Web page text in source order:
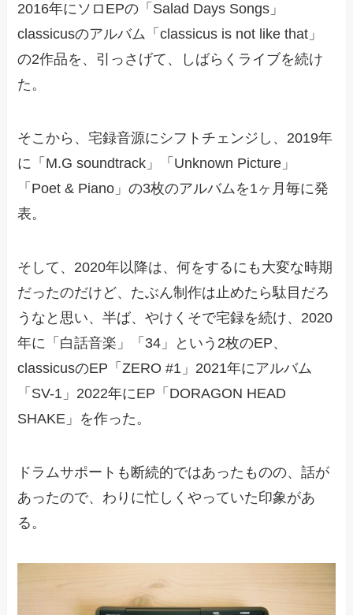
2016年にソロEPの「Salad Days Songs」
classicusのアルバム「classicus is not like that」
の2作品を、引っさげて、しばらくライブを続け
た。
そこから、宅録音源にシフトチェンジし、2019年
に「M.G soundtrack」「Unknown Picture」
「Poet & Piano」の3枚のアルバムを1ヶ月毎に発
表。
そして、2020年以降は、何をするにも大変な時期
だったのだけど、たぶん制作は止めたら駄目だろ
うなと思い、半ば、やけくそで宅録を続け、2020
年に「白話音楽」「34」という2枚のEP、
classicusのEP「ZERO #1」2021年にアルバム
「SV-1」2022年にEP「DORAGON HEAD
SHAKE」を作った。
ドラムサポートも断続的ではあったものの、話が
あったので、わりに忙しくやっていた印象があ
る。